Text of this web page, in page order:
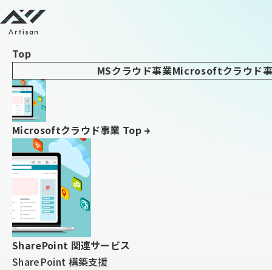
アーティサン株式会社
Top
MSクラウド事業Microsoftクラウド
Microsoftクラウド事業 Top
SharePoint 関連サービス
SharePoint 構築支援
TOP
Power Apps キャンバスアプリを用いて、年月のみで日付
を表示・選択する方法 第2回｜SharePoint側の設定：数式
列とJSON書式設定で年月表示を実現
2022/02/09
Power Apps Power Platform
Power Apps キャンバスアプリを
用いて、年月のみで日付を表示・
選択する方法 第2回｜SharePoint
側の設定：数式列とJSON書式設
定で年月表示を実現